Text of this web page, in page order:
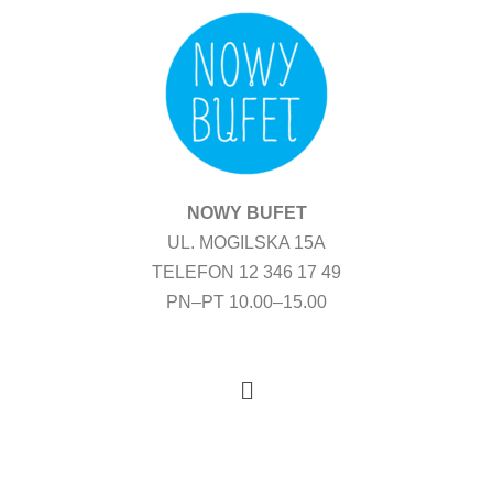
NOWY BUFET
UL. MOGILSKA 15A
TELEFON 12 346 17 49
PN–PT 10.00–15.00
Menu